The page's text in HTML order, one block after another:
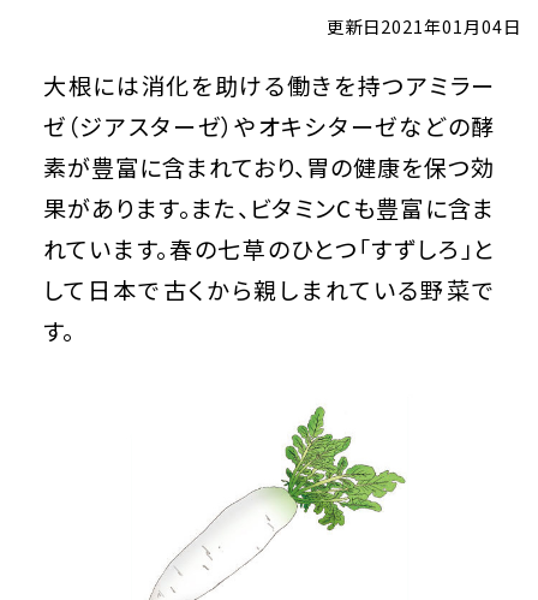
更新日2021年01月04日
大根には消化を助ける働きを持つアミラー
ゼ（ジアスターゼ）やオキシターゼなどの酵
素が豊富に含まれており、胃の健康を保つ効
果があります。また、ビタミンCも豊富に含ま
れています。春の七草のひとつ「すずしろ」と
して日本で古くから親しまれている野菜で
す。